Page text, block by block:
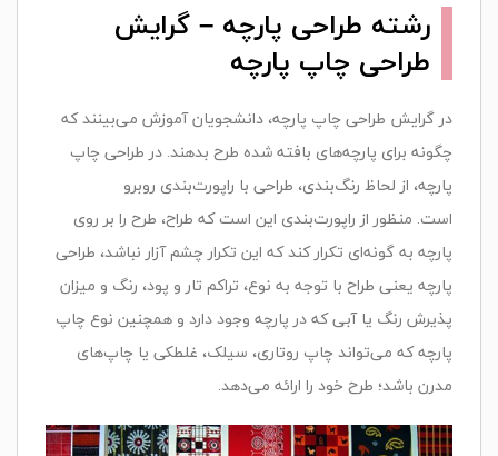
رشته طراحی پارچه – گرایش‌
طراحی‌ چاپ‌ پارچه
در گرایش طراحی‌ چاپ‌ پارچه‌، دانشجویان‌ آموزش‌ می‌بینند که‌
چگونه‌ برای‌ پارچه‌های‌ بافته‌ شده‌ طرح‌ بدهند. در طراحی چاپ
پارچه‌، از لحاظ‌ رنگ‌بندی‌، طراحی‌ با راپورت‌بندی‌ روبرو
است‌. منظور از راپورت‌بندی‌ این‌ است‌ که‌ طراح‌، طرح‌ را بر روی‌
پارچه‌ به‌ گونه‌ای‌ تکرار کند که‌ این‌ تکرار چشم‌ آزار نباشد، طراحی
پارچه یعنی‌ طراح‌ با توجه‌ به‌ نوع‌، تراکم‌ تار و پود، رنگ‌ و میزان‌
پذیرش‌ رنگ‌ یا آبی‌ که‌ در پارچه‌ وجود دارد و همچنین‌ نوع‌ چاپ‌
پارچه‌ که‌ می‌تواند چاپ‌ روتاری‌، سیلک‌، غلطکی‌ یا چاپ‌های‌
مدرن‌ باشد؛ طرح‌ خود را ارائه‌ می‌دهد.